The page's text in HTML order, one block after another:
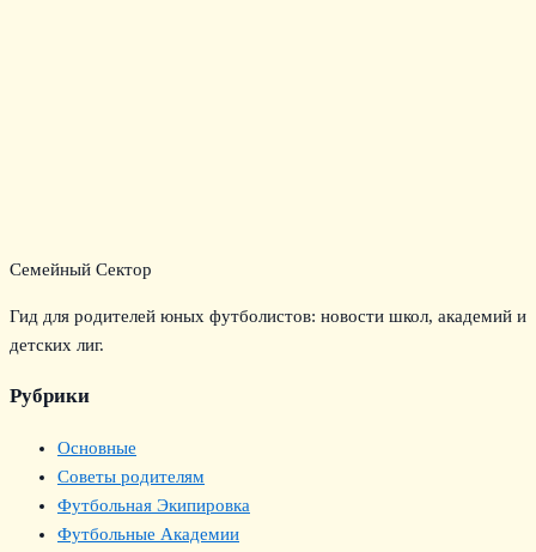
Семейный Сектор
Гид для родителей юных футболистов: новости школ, академий и
детских лиг.
Рубрики
Основные
Советы родителям
Футбольная Экипировка
Футбольные Академии